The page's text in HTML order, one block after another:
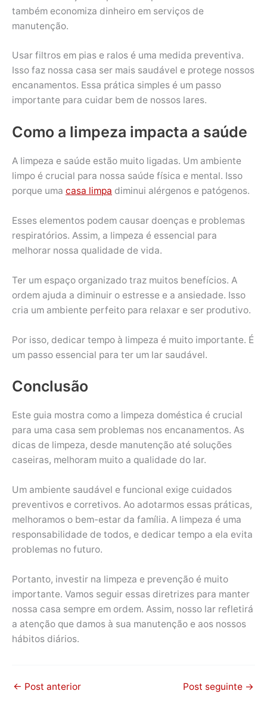
também economiza dinheiro em serviços de
manutenção.
Usar filtros em pias e ralos é uma medida preventiva.
Isso faz nossa casa ser mais saudável e protege nossos
encanamentos. Essa prática simples é um passo
importante para cuidar bem de nossos lares.
Como a limpeza impacta a saúde
A limpeza e saúde estão muito ligadas. Um ambiente
limpo é crucial para nossa saúde física e mental. Isso
porque uma casa limpa diminui alérgenos e patógenos.
Esses elementos podem causar doenças e problemas
respiratórios. Assim, a limpeza é essencial para
melhorar nossa qualidade de vida.
Ter um espaço organizado traz muitos benefícios. A
ordem ajuda a diminuir o estresse e a ansiedade. Isso
cria um ambiente perfeito para relaxar e ser produtivo.
Por isso, dedicar tempo à limpeza é muito importante. É
um passo essencial para ter um lar saudável.
Conclusão
Este guia mostra como a limpeza doméstica é crucial
para uma casa sem problemas nos encanamentos. As
dicas de limpeza, desde manutenção até soluções
caseiras, melhoram muito a qualidade do lar.
Um ambiente saudável e funcional exige cuidados
preventivos e corretivos. Ao adotarmos essas práticas,
melhoramos o bem-estar da família. A limpeza é uma
responsabilidade de todos, e dedicar tempo a ela evita
problemas no futuro.
Portanto, investir na limpeza e prevenção é muito
importante. Vamos seguir essas diretrizes para manter
nossa casa sempre em ordem. Assim, nosso lar refletirá
a atenção que damos à sua manutenção e aos nossos
hábitos diários.
← Post anterior Post seguinte →